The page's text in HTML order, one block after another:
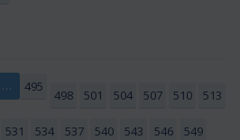
… 495
498 501 504 507 510 513
531 534 537 540 543 546 549